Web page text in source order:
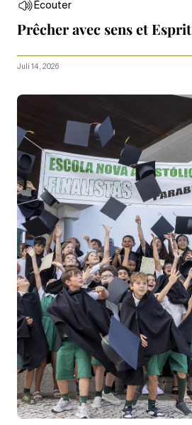
Écouter
Prêcher avec sens et Esprit
Juli 14, 2026